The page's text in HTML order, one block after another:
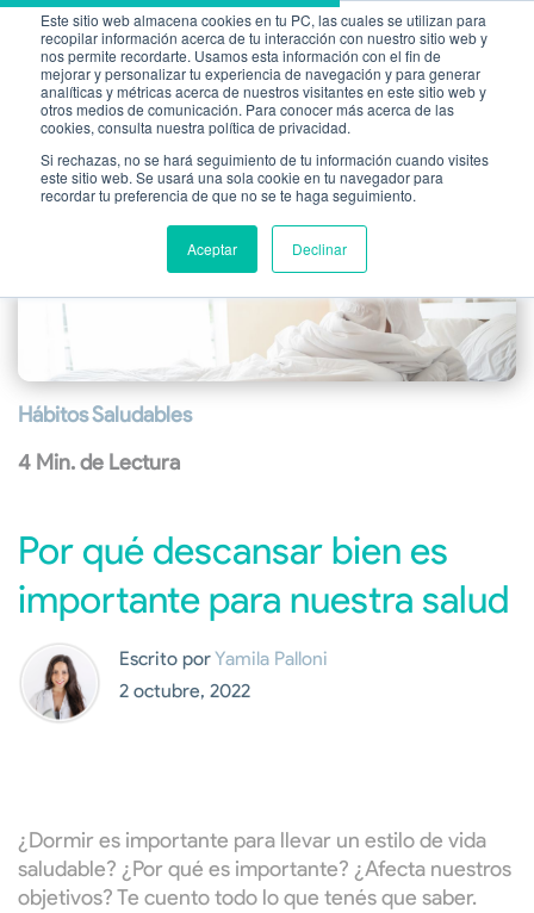
Este sitio web almacena cookies en tu PC, las cuales se utilizan para
recopilar información acerca de tu interacción con nuestro sitio web y
nos permite recordarte. Usamos esta información con el fin de
mejorar y personalizar tu experiencia de navegación y para generar
analíticas y métricas acerca de nuestros visitantes en este sitio web y
otros medios de comunicación. Para conocer más acerca de las
cookies, consulta nuestra política de privacidad.
Si rechazas, no se hará seguimiento de tu información cuando visites
este sitio web. Se usará una sola cookie en tu navegador para
recordar tu preferencia de que no se te haga seguimiento.
Aceptar Declinar
Hábitos Saludables
4 Min. de Lectura
Por qué descansar bien es
importante para nuestra salud
Escrito porYamila Palloni
2 octubre, 2022
¿Dormir es importante para llevar un estilo de vida
saludable? ¿Por qué es importante? ¿Afecta nuestros
objetivos? Te cuento todo lo que tenés que saber.